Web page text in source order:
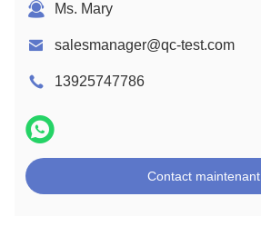
Ms. Mary
salesmanager@qc-test.com
13925747786
Contact maintenant